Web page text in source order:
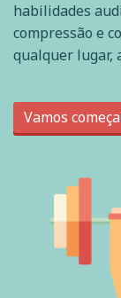
habilidades
compressão e
qualquer lugar,
Vamos